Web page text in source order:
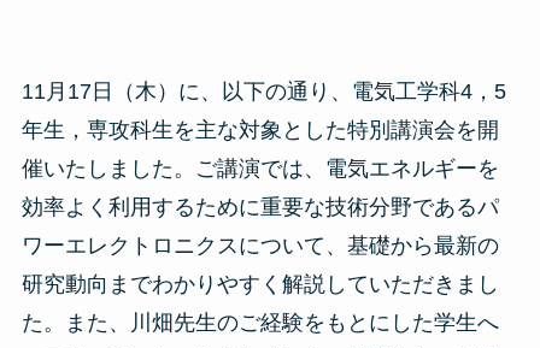
11月17日（木）に、以下の通り、電気工学科4，5
年生，専攻科生を主な対象とした特別講演会を開
催いたしました。ご講演では、電気エネルギーを
効率よく利用するために重要な技術分野であるパ
ワーエレクトロニクスについて、基礎から最新の
研究動向までわかりやすく解説していただきまし
た。また、川畑先生のご経験をもとにした学生へ